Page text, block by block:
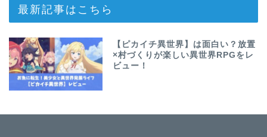
最新記事はこちら
【ピカイチ異世界】は面白い？放置
×村づくりが楽しい異世界RPGをレ
ビュー！